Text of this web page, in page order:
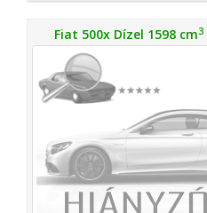
Fiat 500x Dízel 1598 cm3